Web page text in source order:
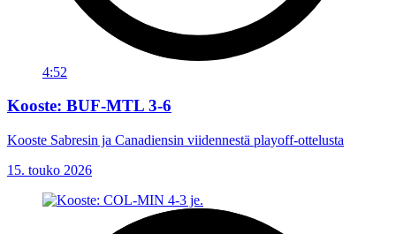
4:52
Kooste: BUF-MTL 3-6
Kooste Sabresin ja Canadiensin viidennestä playoff-ottelusta
15. touko 2026